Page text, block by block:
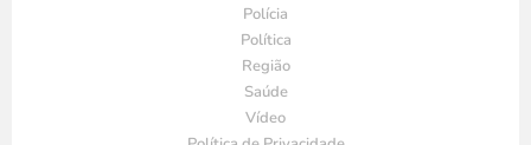
Polícia
Política
Região
Saúde
Vídeo